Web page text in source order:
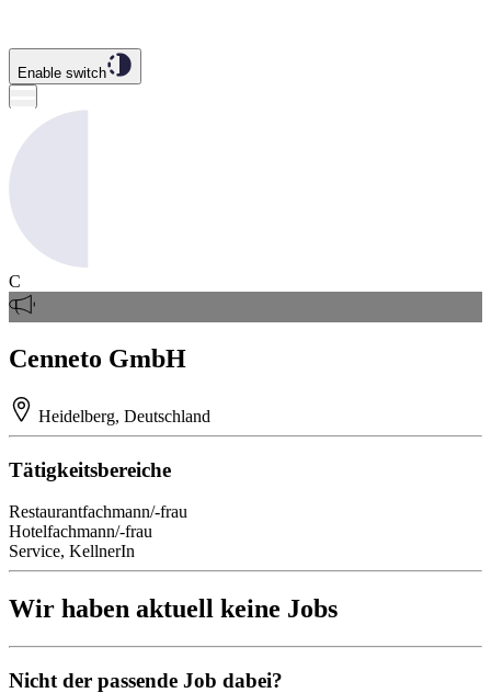
Enable switch
C
Cenneto GmbH
Heidelberg, Deutschland
Tätigkeitsbereiche
Restaurantfachmann/-frau
Hotelfachmann/-frau
Service, KellnerIn
Wir haben aktuell keine Jobs
Nicht der passende Job dabei?